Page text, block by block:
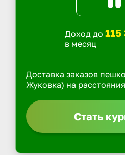
Доход до
в месяц
Доставка заказов
Жуковка) на
Стать